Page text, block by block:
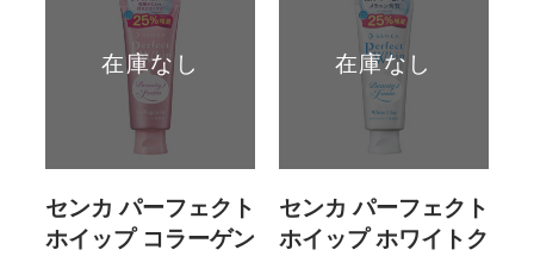
在庫なし
センカ パーフェクト
ホイップ コラーゲン
在庫なし
センカ パーフェクト
ホイップ ホワイトク